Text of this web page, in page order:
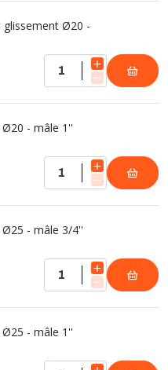
glissement Ø20 -
Ø20 - mâle 1''
Ø25 - mâle 3/4''
Ø25 - mâle 1''